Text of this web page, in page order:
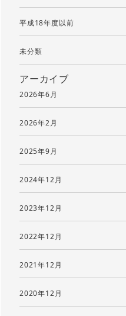
平成18年度以前
未分類
アーカイブ
2026年6月
2026年2月
2025年9月
2024年12月
2023年12月
2022年12月
2021年12月
2020年12月